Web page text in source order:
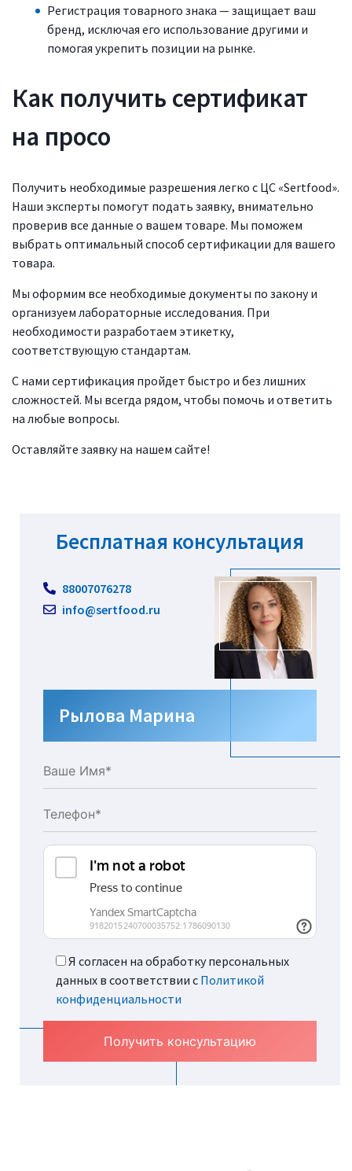
Регистрация товарного знака — защищает ваш
бренд, исключая его использование другими и
помогая укрепить позиции на рынке.
Как получить сертификат
на просо
Получить необходимые разрешения легко с ЦС «Sertfood».
Наши эксперты помогут подать заявку, внимательно
проверив все данные о вашем товаре. Мы поможем
выбрать оптимальный способ сертификации для вашего
товара.
Мы оформим все необходимые документы по закону и
организуем лабораторные исследования. При
необходимости разработаем этикетку,
соответствующую стандартам.
С нами сертификация пройдет быстро и без лишних
сложностей. Мы всегда рядом, чтобы помочь и ответить
на любые вопросы.
Оставляйте заявку на нашем сайте!
Бесплатная консультация
88007076278
info@sertfood.ru
Рылова Марина
Я согласен на обработку персональных
данных в соответствии с Политикой
конфиденциальности